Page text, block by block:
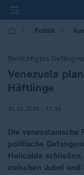
Politik
Berüchtigtes
:
Venezuela
Häftlinge
31.01.2026 | 11:35
Die venezolanische
politische
Helicoide
zwischen Jubel und